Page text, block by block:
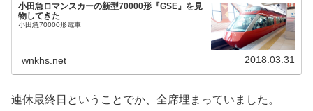
小田急ロマンスカーの新型70000形『GSE』を見
物してきた
小田急70000形電車
wnkhs.net 2018.03.31
連休最終日ということでか、全席埋まっていました。